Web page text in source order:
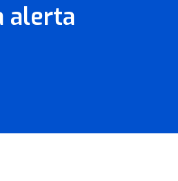
alerta